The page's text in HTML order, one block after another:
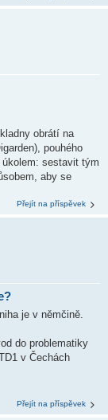
obrátí na
pouhého
sestavit tým
aby se
Přejít na příspěvek
je v němčině.
do problematiky
v Čechách
Přejít na příspěvek